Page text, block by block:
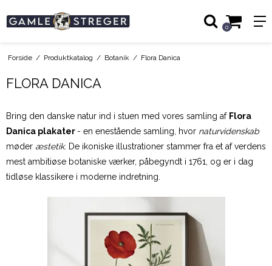
0
Forside / Produktkatalog / Botanik / Flora Danica
FLORA DANICA
Bring den danske natur ind i stuen med vores samling af Flora
Danica plakater - en enestående samling, hvor naturvidenskab
møder æstetik. De ikoniske illustrationer stammer fra et af verdens
mest ambitiøse botaniske værker, påbegyndt i 1761, og er i dag
tidløse klassikere i moderne indretning.